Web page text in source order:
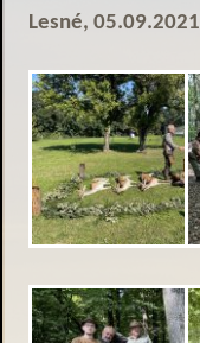
Lesné, 05.09.2021